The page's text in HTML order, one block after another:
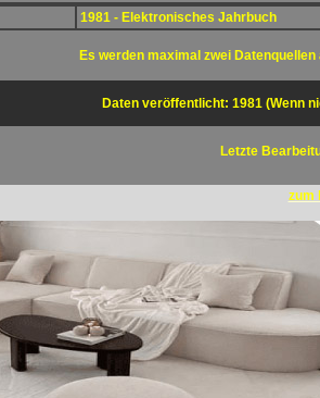
1981 - Elektronisches Jahrbuch
Es werden maximal zwei
Daten veröffentlicht: 1981 (Wenn
Letzte
zum